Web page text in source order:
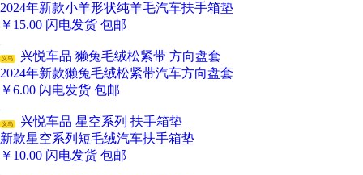
2024年新款小羊形状纯羊毛汽车扶手箱垫
￥ 15.00 闪电发货 包邮
义乌
兴悦车品 獭兔毛绒松紧带 方向盘套
2024年新款獭兔毛绒松紧带汽车方向盘套
￥6.00 闪电发货 包邮
义乌
兴悦车品 星空系列 扶手箱垫
新款星空系列短毛绒汽车扶手箱垫
￥ 10.00 闪电发货 包邮